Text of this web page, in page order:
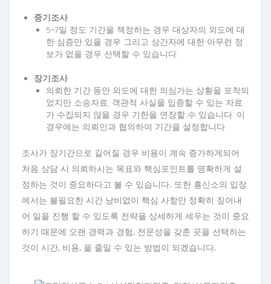
중기조사
5~7일 정도 기간을 책정하는 경우 대상자의 외도에 대
한 심증만 있을 경우 그리고 상간자에 대한 아무런 정
보가 없을 경우 선택할 수 있습니다.
장기조사
의뢰한 기간 동안 외도에 대한 의심가는 상황을 포착되
었지만 소송자료, 객관적 사실을 입증할 수 있는 자료
가 수집되지 않을 경우 기한을 연장할 수 있습니다. 이
경우에는 의뢰인과 협의하여 기간을 설정합니다.
조사가 장기간으로 길어질 경우 비용이 계속 증가하게되어
처음 상담 시 의뢰하시는 목표와 핵심포인트를 명확하게 설
정하는 것이 중요하다고 볼 수 있습니다. 또한 흥신소의 입장
에서는 불필요한 시간 낭비없이 핵심 사항만 정확히 짚어내
어 일을 진행 할 수 있도록 전략을 상세하게 세우는 것이 중요
하기 때문에 오랜 경력과 경험, 전문성을 갖춘 곳을 선택하는
것이 시간, 비용, 을 줄일 수 있는 방법이 되겠습니다.